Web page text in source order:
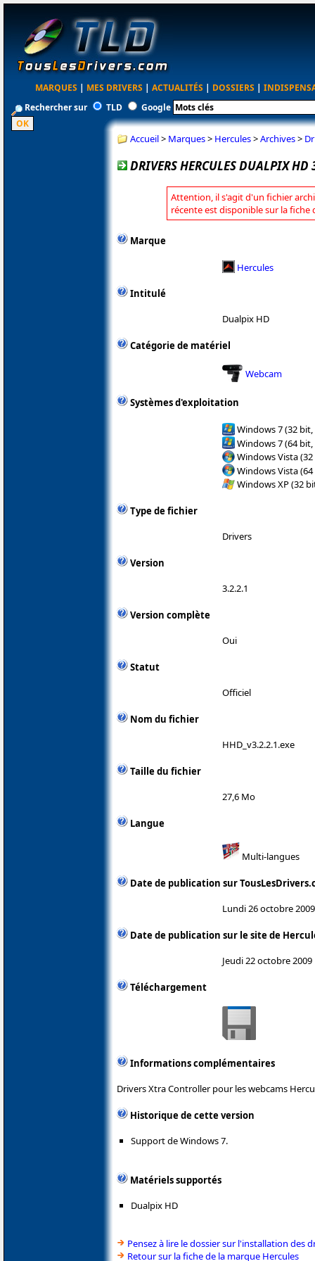
MARQUES | MES DRIVERS | ACTUALITÉS | DOSSIERS |
Rechercher sur
TLD Google
Accueil> Marques> Hercules>Archives>
DRIVERS HERCULES DUALPIX HD
Attention, il s'agit d'un fichier
récente est disponible sur la fiche
Marque
Hercules
Intitulé
Dualpix HD
Catégorie de matériel
Webcam
Systèmes d'exploitation
Windows 7 (32 bit,
Windows 7 (64 bit,
Windows Vista
Windows Vista
Windows XP (32
Type de fichier
Drivers
Version
3.2.2.1
Version complète
Oui
Statut
Officiel
Nom du fichier
HHD_v3.2.2.1.exe
Taille du fichier
27,6 Mo
Langue
Multi-langues
Date de publication sur
Lundi 26 octobre 2009
Date de publication sur le site de
Jeudi 22 octobre 2009
Téléchargement
Informations complémentaires
Drivers Xtra Controller pour les webcams
Historique de cette version
Support de Windows 7.
Matériels supportés
Dualpix HD
Pensez à lire le dossier sur l'installation des
Retour sur la fiche de la marque Hercules